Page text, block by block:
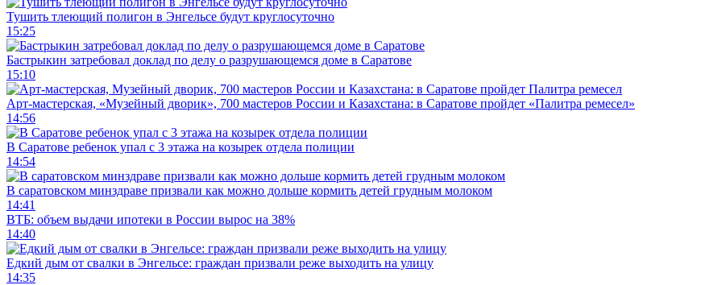
Тушить тлеющий полигон в Энгельсе будут круглосуточно
15:25
Бастрыкин затребовал доклад по делу о разрушающемся доме в Саратове
15:10
Арт-мастерская, «Музейный дворик», 700 мастеров России и Казахстана: в Саратове пройдет «Палитра ремесел»
14:56
В Саратове ребенок упал с 3 этажа на козырек отдела полиции
14:54
В саратовском минздраве призвали как можно дольше кормить детей грудным молоком
14:41
ВТБ: объем выдачи ипотеки в России вырос на 38%
14:40
Едкий дым от свалки в Энгельсе: граждан призвали реже выходить на улицу
14:35